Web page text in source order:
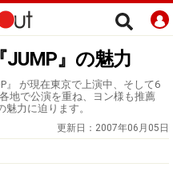
JUMP』の魅力
』 が現在東京で上演中、そして6
地で公演を重ね、ヨン様も推薦
力に迫ります。
更新日： 2007年06月05日